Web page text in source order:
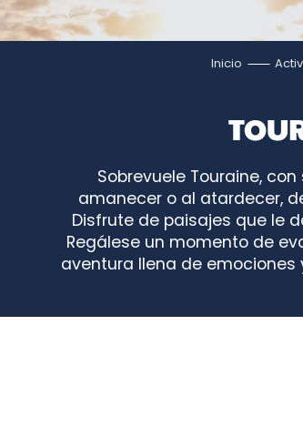
Inicio
Sobrevuele Touraine, con
amanecer o al atardecer,
Disfrute de paisajes que le
Regálese un momento de
aventura llena de emociones